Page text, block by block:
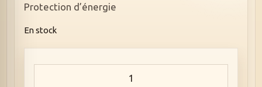
Protection d’énergie
En stock
quantité